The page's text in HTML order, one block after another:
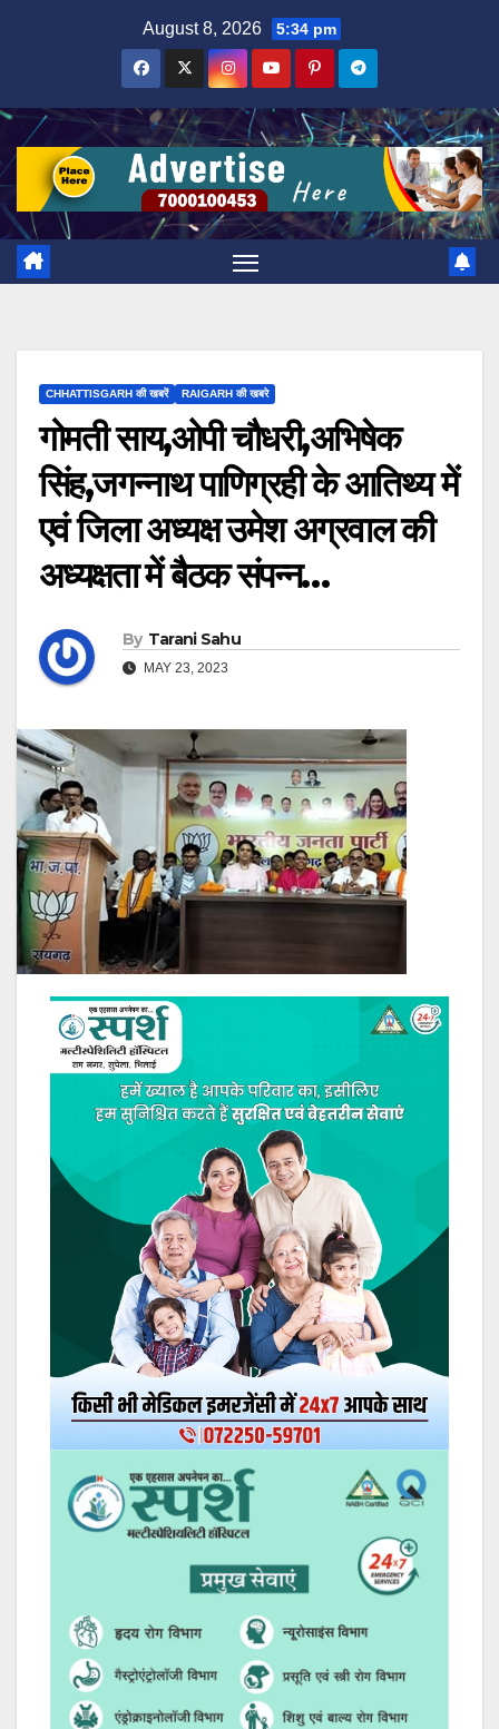
August 8, 2026 5:34 pm
CHHATTISGARH की खबरें RAIGARH की खबरे
गोमती साय,ओपी चौधरी,अभिषेक
सिंह,जगन्नाथ पाणिग्रही के आतिथ्य में
एवं जिला अध्यक्ष उमेश अग्रवाल की
अध्यक्षता में बैठक संपन्न…
By Tarani Sahu
MAY 23, 2023